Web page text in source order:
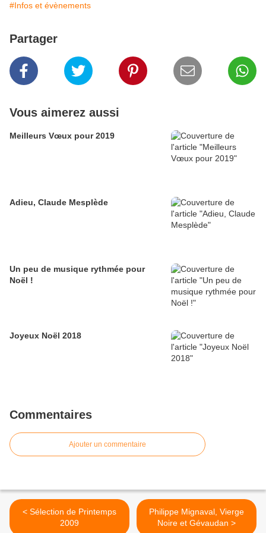
#Infos et évènements
Partager
Vous aimerez aussi
Meilleurs Vœux pour 2019
Adieu, Claude Mesplède
Un peu de musique rythmée pour
Noël !
Joyeux Noël 2018
Commentaires
Ajouter un commentaire
< Sélection de Printemps
2009
Philippe Mignaval, Vierge
Noire et Gévaudan >